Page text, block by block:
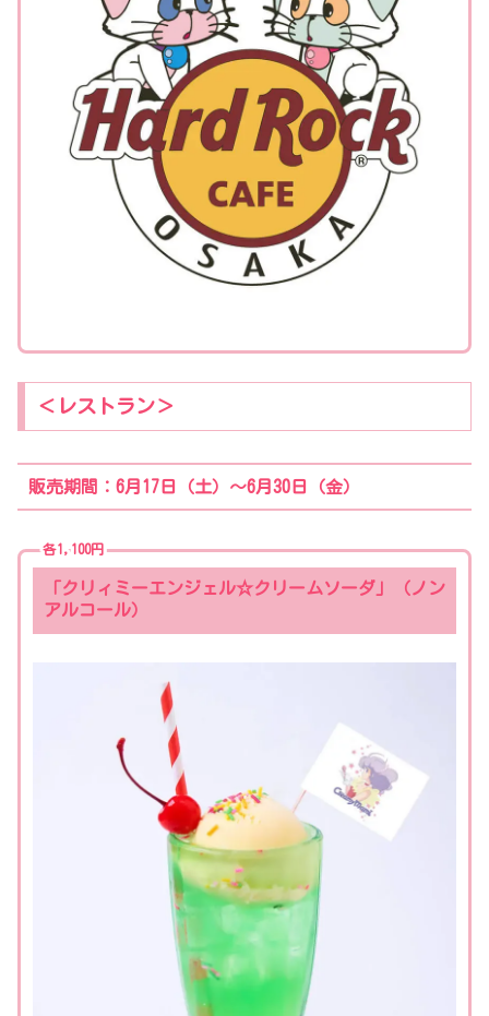
＜レストラン＞
販売期間：6月17日（土）～6月30日（金）
各1,100円
「クリィミーエンジェル☆クリームソーダ」（ノン
アルコール）